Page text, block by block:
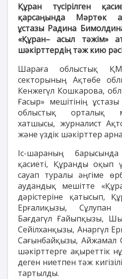
Құран түсірілген
қарсаңында Мәртөк
ұстазы Радина
«Құран– асыл тәжім»
шәкірттердің тәж кию
Шараға облыстық
секторының Ақтөбе
Кенжегүл Кошкарова,
Ғасыр» мешітінің
облыстық орталық
хатшысы, журналист
және үздік шәкірттер
Іс-шараның
қасиеті, Құранды оқып
сауап туралы әңгіме
аудандық мешітте
дәрістеріне қатысып,
Ерғалиқызы, Сұлупан
Бағдагүл Ғайыпқызы,
Сейілханқызы, Анаргүл
Сағынбайқызы, Айжамал
шәкірттерге ақыреттік
деген ниетпен тәж
тартылды.